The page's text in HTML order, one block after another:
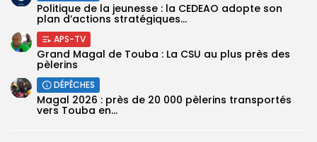
Politique de la jeunesse : la CEDEAO adopte son
plan d’actions stratégiques...
APS-TV
Grand Magal de Touba : La CSU au plus près des
pèlerins
DÉPÊCHES
Magal 2026 : près de 20 000 pèlerins transportés
vers Touba en...